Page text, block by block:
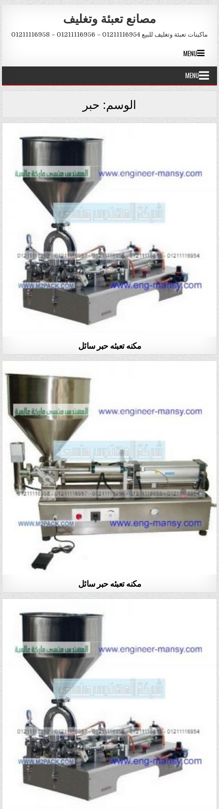
Skip to content
مصانع تعبئة وتغليف
ماكينات تعبئة وتغليف للبيع 01211116954 – 01211116956 – 01211116958
MENU
MENU
الوسم: حبر
مكنه تعبئه حبر سائل
مكنه تعبئه حبر سائل